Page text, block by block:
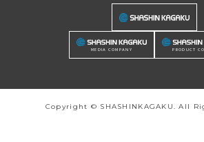
MEDIA COMPANY PRODUCT
Copyright © SHASHINKAGAKU. All